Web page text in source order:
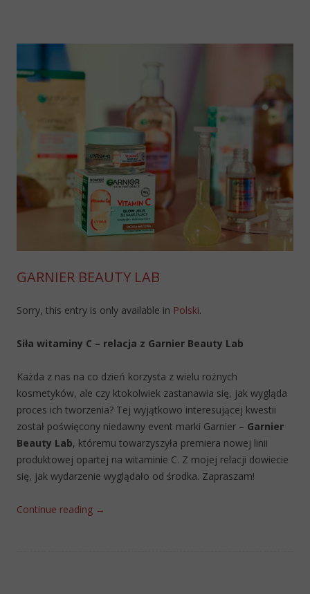
GARNIER BEAUTY LAB
Sorry, this entry is only available in Polski.
Siła witaminy C – relacja z Garnier Beauty Lab
Każda z nas na co dzień korzysta z wielu rożnych
kosmetyków, ale czy ktokolwiek zastanawia się, jak wygląda
proces ich tworzenia? Tej wyjątkowo interesującej kwestii
został poświęcony niedawny event marki Garnier – Garnier
Beauty Lab, któremu towarzyszyła premiera nowej linii
produktowej opartej na witaminie C. Z mojej relacji dowiecie
się, jak wydarzenie wyglądało od środka. Zapraszam!
Continue reading →